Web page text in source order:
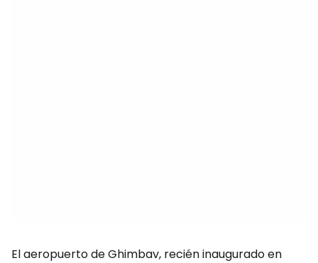
El aeropuerto de Ghimbav, recién inaugurado en